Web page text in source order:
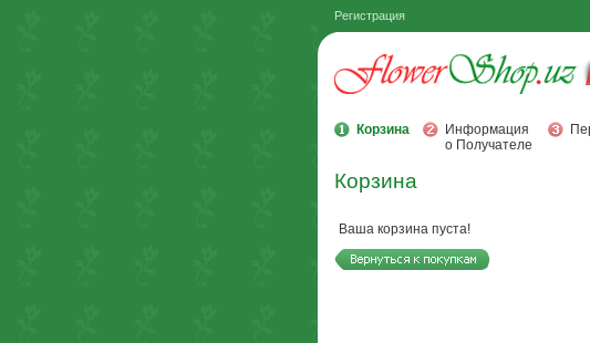
Регистрация
Корзина
Информация
о Получателе
Корзина
Ваша корзина пуста!